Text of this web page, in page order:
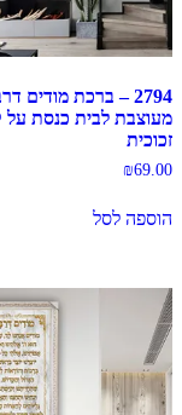
2794 – ברכת מודים
מעוצבת לבית כנסת על
זכוכית
₪69.00
הוספה לסל